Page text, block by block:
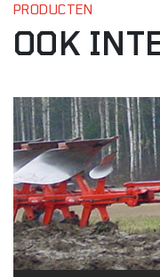
PRODUCTEN
OOK